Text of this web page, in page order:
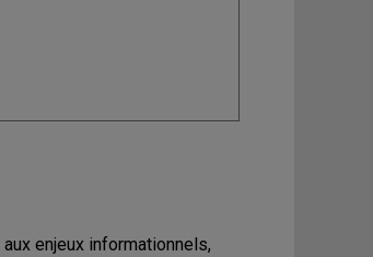
enjeux informationnels,